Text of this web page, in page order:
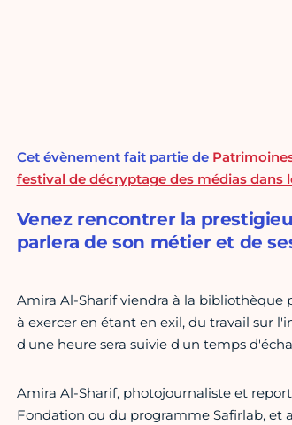
Cet évènement fait partie de
festival de décryptage des médias dans
Venez rencontrer la
parlera de son métier et de
Amira Al-Sharif viendra à la bibliothèque
à exercer en étant en exil, du travail sur
d'une heure sera suivie d'un temps
Amira Al-Sharif, photojournaliste et
Fondation ou du programme Safirlab, et